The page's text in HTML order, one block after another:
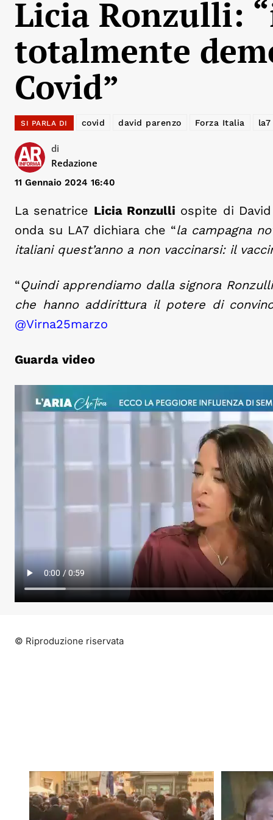
Licia Ronzulli:
totalmente
Covid”
SI PARLA DI covid david parenzo Forza Italia la7
di
Redazione
11 Gennaio 2024 16:40
La senatrice Licia Ronzulli ospite di
onda su LA7 dichiara che “la campagna
italiani quest’anno a non vaccinarsi: il
“Quindi apprendiamo dalla signora
che hanno addirittura il potere di
@Virna25marzo
Guarda video
© Riproduzione riservata